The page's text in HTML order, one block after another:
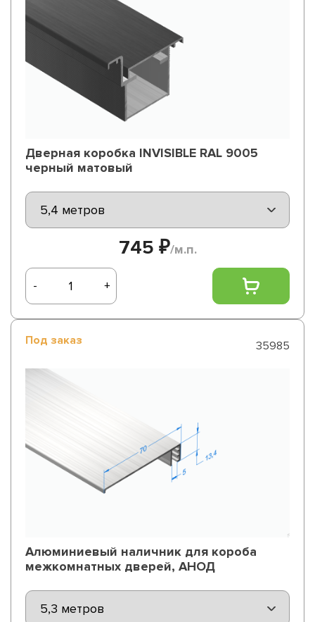
Дверная коробка INVISIBLE RAL 9005
черный матовый
745 ₽/м.п.
- +
Под заказ 35985
Алюминиевый наличник для короба
межкомнатных дверей, АНОД